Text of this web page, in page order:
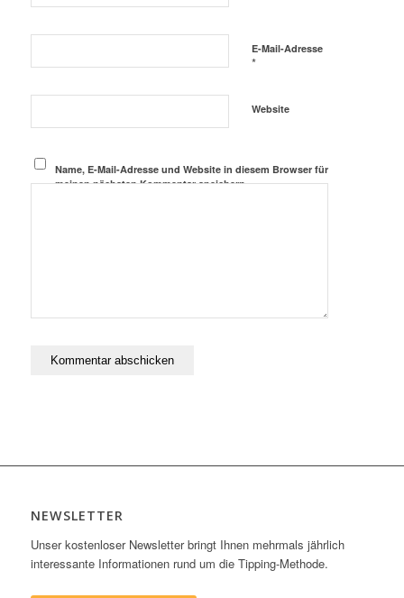
E-Mail-Adresse
*
Website
Name, E-Mail-Adresse und Website in diesem Browser für
meinen nächsten Kommentar speichern.
NEWSLETTER
Unser kostenloser Newsletter bringt Ihnen mehrmals jährlich
interessante Informationen rund um die Tipping-Methode.